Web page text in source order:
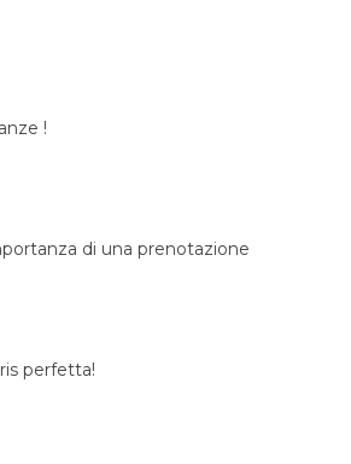
!
di una prenotazione
perfetta!